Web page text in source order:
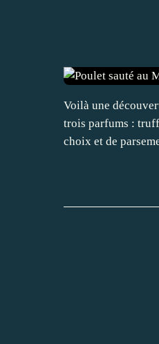
Voilà une
trois parfums :
choix et de